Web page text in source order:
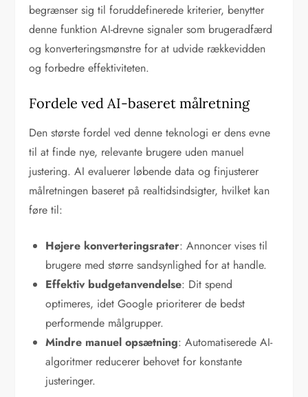
begrænser sig til foruddefinerede kriterier, benytter
denne funktion AI-drevne signaler som brugeradfærd
og konverteringsmønstre for at udvide rækkevidden
og forbedre effektiviteten.
Fordele ved AI-baseret målretning
Den største fordel ved denne teknologi er dens evne
til at finde nye, relevante brugere uden manuel
justering. AI evaluerer løbende data og finjusterer
målretningen baseret på realtidsindsigter, hvilket kan
føre til:
Højere konverteringsrater: Annoncer vises til
brugere med større sandsynlighed for at handle.
Effektiv budgetanvendelse: Dit spend
optimeres, idet Google prioriterer de bedst
performende målgrupper.
Mindre manuel opsætning: Automatiserede AI-
algoritmer reducerer behovet for konstante
justeringer.